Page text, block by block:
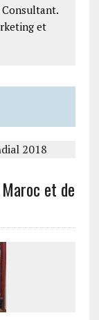
Consultant.
et
et de